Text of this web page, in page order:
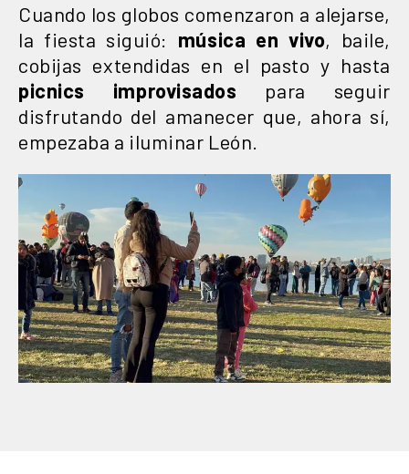
Cuando los globos comenzaron a alejarse,
la fiesta siguió: música en vivo, baile,
cobijas extendidas en el pasto y hasta
picnics improvisados para seguir
disfrutando del amanecer que, ahora sí,
empezaba a iluminar León.